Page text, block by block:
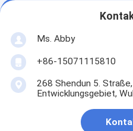
Ms. Abby
+86-15071115810
268 Shendun 5.
Entwicklungsgebiet,